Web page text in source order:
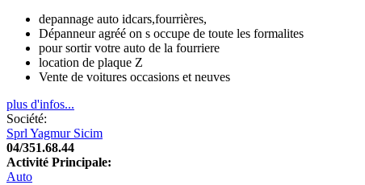
depannage auto idcars,fourrières,
Dépanneur agréé on s occupe de toute les formalites
pour sortir votre auto de la fourriere
location de plaque Z
Vente de voitures occasions et neuves
plus d'infos...
Société:
Sprl Yagmur Sicim
04/351.68.44
Activité Principale:
Auto